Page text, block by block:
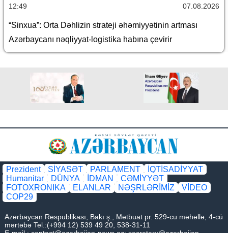
12:49 07.08.2026
“Sinxua”: Orta Dəhlizin strateji əhəmiyyətinin artması
Azərbaycanı nəqliyyat-logistika habına çevirir
Prezident SİYASƏT PARLAMENT
İQTİSADİYYAT
Humanitar
DÜNYA İDMAN
CƏMİYYƏT
FOTOXRONIKA
ELANLAR NƏŞRLƏRİMİZ
VİDEO
COP29
Azərbaycan Respublikası, Bakı ş., Mətbuat pr. 529-cu məhəllə, 4-cü
mərtəbə Tel.:(+994 12) 539 49 20, 538-31-11